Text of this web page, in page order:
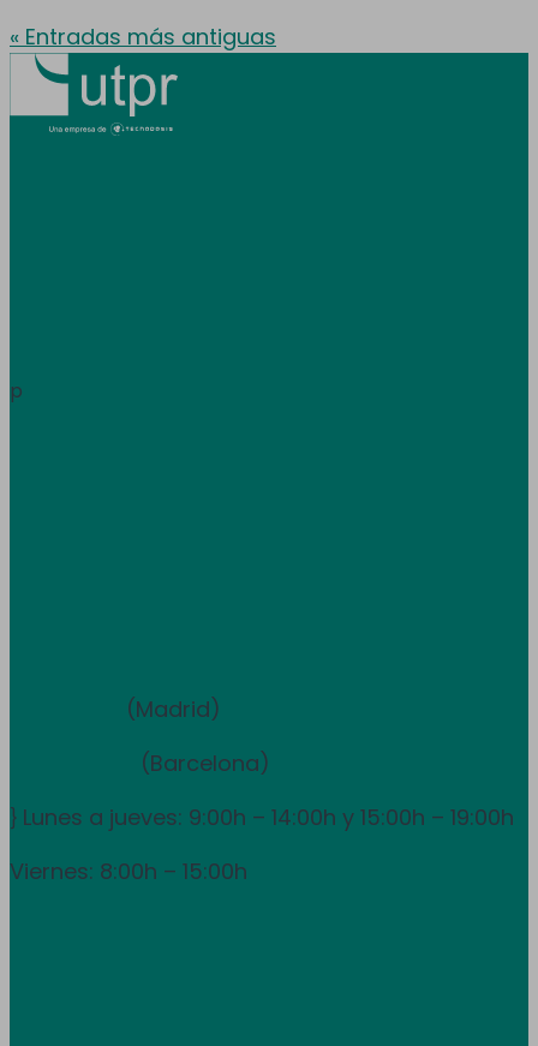
« Entradas más antiguas
p
(Madrid)
(Barcelona)
} Lunes a jueves: 9:00h – 14:00h y 15:00h – 19:00h
Viernes: 8:00h – 15:00h